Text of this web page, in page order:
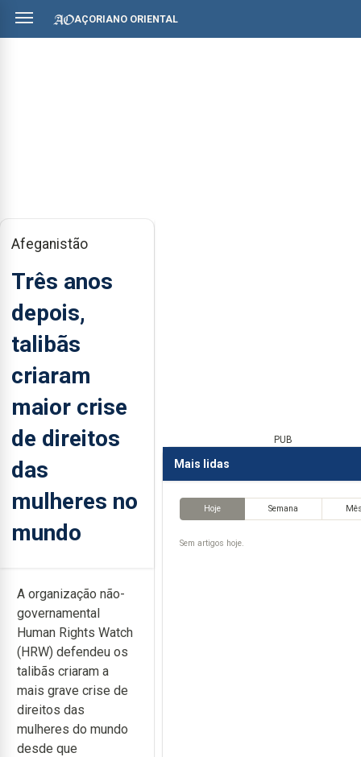
AÇORIANO ORIENTAL
Afeganistão
Três anos
depois,
talibãs
criaram
maior crise
de direitos
das
mulheres no
mundo
A organização não-
governamental
Human Rights Watch
(HRW) defendeu os
talibãs criaram a
mais grave crise de
direitos das
mulheres do mundo
desde que
PUB
Mais lidas
Hoje Semana
Sem artigos hoje.